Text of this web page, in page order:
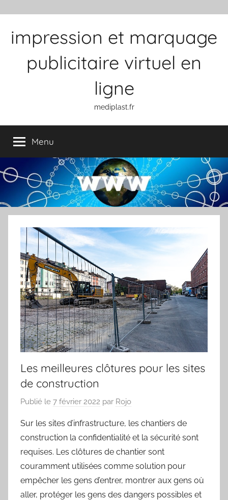
impression et marquage
publicitaire virtuel en
ligne
mediplast.fr
Menu
Les meilleures clôtures pour les sites
de construction
Publié le 7 février 2022 par Rojo
Sur les sites d’infrastructure, les chantiers de
construction la confidentialité et la sécurité sont
requises. Les clôtures de chantier sont
couramment utilisées comme solution pour
empêcher les gens d’entrer, montrer aux gens où
aller, protéger les gens des dangers possibles et